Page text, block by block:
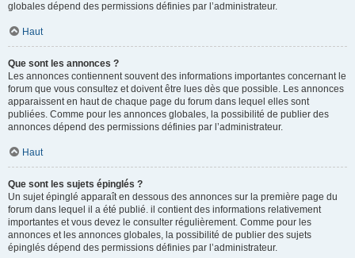
globales dépend des permissions définies par l’administrateur.
Haut
Que sont les annonces ?
Les annonces contiennent souvent des informations importantes concernant le
forum que vous consultez et doivent être lues dès que possible. Les annonces
apparaissent en haut de chaque page du forum dans lequel elles sont
publiées. Comme pour les annonces globales, la possibilité de publier des
annonces dépend des permissions définies par l’administrateur.
Haut
Que sont les sujets épinglés ?
Un sujet épinglé apparaît en dessous des annonces sur la première page du
forum dans lequel il a été publié. il contient des informations relativement
importantes et vous devez le consulter régulièrement. Comme pour les
annonces et les annonces globales, la possibilité de publier des sujets
épinglés dépend des permissions définies par l’administrateur.